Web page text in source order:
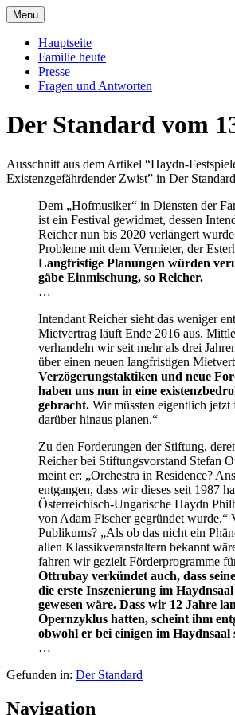
Skip
to
content
Familie Esterházy
Galantha
Menu
Hauptseite
Familie heute
Presse
Fragen und Antworten
Der Standard vom
Ausschnitt aus dem Artikel “Haydn-
Existenzgefährdender Zwist” in Der
Dem „Hofmusiker“ in Diensten der
ist ein Festival gewidmet, dessen
Reicher nun bis 2020 verlängert
Probleme mit dem Vermieter, der
Langfristige Planungen würden
gäbe Einmischung, so Reicher.
…
Intendant Reicher sieht das weniger
Mietvertrag läuft Ende 2016 aus.
verhandeln wir seit mehr als drei
über einen neuen langfristigen
Verzögerungstaktiken und neue
haben uns nun in eine
gebracht. Wir müssten eigentlich jetzt
darüber hinaus planen.“
Zu den Forderungen der Stiftung,
Reicher bei Stiftungsvorstand Stefan
meint er: „Orchestra in Residence?
entgangen, dass wir dieses seit 1987
Österreichisch-Ungarische Haydn
von Adam Fischer gegründet wurde.“
Publikums? „Als ob das nicht ein
allen Klassikveranstaltern bekannt
fahren wir gezielt Förderprogramme
Ottrubay verkündet auch, dass
die erste Inszenierung im
gewesen wäre. Dass wir 12 Jahre
Opernzyklus hatten, scheint ihm
obwohl er bei einigen im Haydnsaal
…
Gefunden in: Der Standard
Navigation